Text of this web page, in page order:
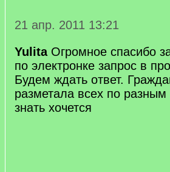
21 апр. 2011 13:21
YulitaОгромное спасибо
по электронке запрос в
Будем ждать ответ.
разметала всех по
знать хочется